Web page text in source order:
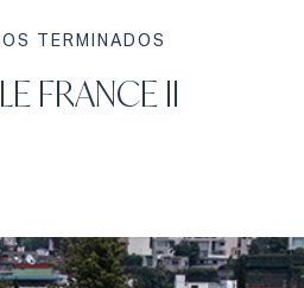
TERMINADOS
FRANCE II